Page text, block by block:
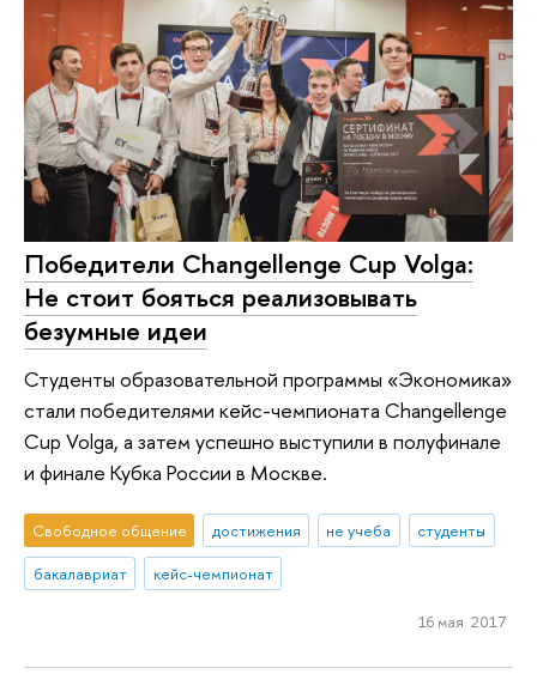
Победители Changellenge Cup Volga:
Не стоит бояться реализовывать
безумные идеи
Студенты образовательной программы «Экономика»
стали победителями кейс-чемпионата Changellenge
Cup Volga, а затем успешно выступили в полуфинале
и финале Кубка России в Москве.
Свободное общение достижения не учеба
студенты
бакалавриат
кейс-чемпионат
16 мая 2017